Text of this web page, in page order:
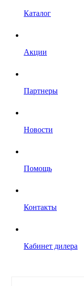
Каталог
Акции
Партнеры
Новости
Помощь
Контакты
Кабинет дилера